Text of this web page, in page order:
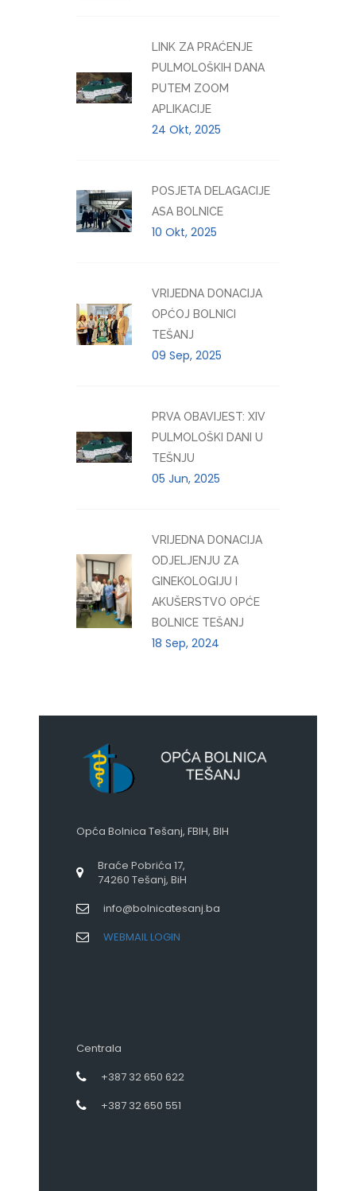
LINK ZA PRAĆENJE
PULMOLOŠKIH DANA
PUTEM ZOOM
APLIKACIJE
24 Okt, 2025
POSJETA DELAGACIJE
ASA BOLNICE
10 Okt, 2025
VRIJEDNA DONACIJA
OPĆOJ BOLNICI
TEŠANJ
09 Sep, 2025
PRVA OBAVIJEST: XIV
PULMOLOŠKI DANI U
TEŠNJU
05 Jun, 2025
VRIJEDNA DONACIJA
ODJELJENJU ZA
GINEKOLOGIJU I
AKUŠERSTVO OPĆE
BOLNICE TEŠANJ
18 Sep, 2024
Opća Bolnica Tešanj, FBIH, BIH
Braće Pobrića 17,
74260 Tešanj, BiH
info@bolnicatesanj.ba
WEBMAIL LOGIN
Centrala
+387 32 650 622
+387 32 650 551